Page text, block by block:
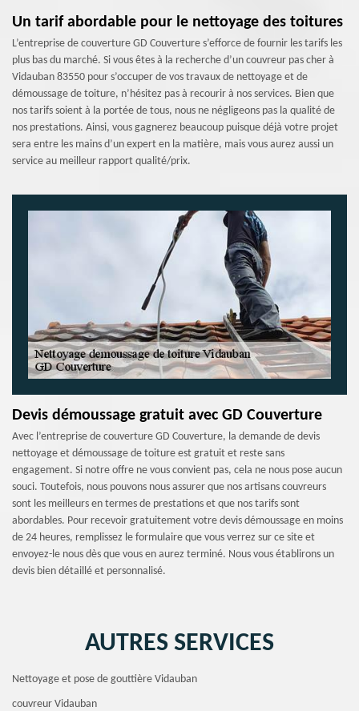
Un tarif abordable pour le nettoyage des toitures
L’entreprise de couverture GD Couverture s’efforce de fournir les tarifs les
plus bas du marché. Si vous êtes à la recherche d’un couvreur pas cher à
Vidauban 83550 pour s’occuper de vos travaux de nettoyage et de
démoussage de toiture, n’hésitez pas à recourir à nos services. Bien que
nos tarifs soient à la portée de tous, nous ne négligeons pas la qualité de
nos prestations. Ainsi, vous gagnerez beaucoup puisque déjà votre projet
sera entre les mains d’un expert en la matière, mais vous aurez aussi un
service au meilleur rapport qualité/prix.
Devis démoussage gratuit avec GD Couverture
Avec l’entreprise de couverture GD Couverture, la demande de devis
nettoyage et démoussage de toiture est gratuit et reste sans
engagement. Si notre offre ne vous convient pas, cela ne nous pose aucun
souci. Toutefois, nous pouvons nous assurer que nos artisans couvreurs
sont les meilleurs en termes de prestations et que nos tarifs sont
abordables. Pour recevoir gratuitement votre devis démoussage en moins
de 24 heures, remplissez le formulaire que vous verrez sur ce site et
envoyez-le nous dès que vous en aurez terminé. Nous vous établirons un
devis bien détaillé et personnalisé.
AUTRES SERVICES
Nettoyage et pose de gouttière Vidauban
couvreur Vidauban